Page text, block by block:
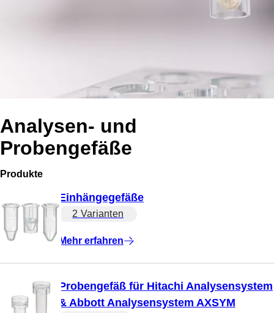
Analysen- und
Probengefäße
Produkte
Einhängegefäße
2 Varianten
Mehr erfahren
Probengefäß für Hitachi Analysensystem
& Abbott Analysensystem AXSYM